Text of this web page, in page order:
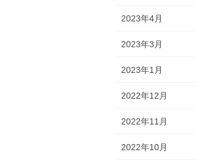
2023年4月
2023年3月
2023年1月
2022年12月
2022年11月
2022年10月